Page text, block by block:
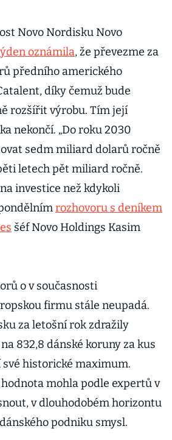
Novo Nordisku Novo
oznámila, že převezme za
předního amerického
díky čemuž bude
rozšířit výrobu. Tím její
nekončí. „Do roku 2030
sedm miliard dolarů ročně
letech pět miliard ročně.
investice než kdykoli
rozhovoru s deníkem
šéf Novo Holdings Kasim
o v současnosti
firmu stále neupadá.
za letošní rok zdražily
832,8 dánské koruny za kus
historické maximum.
mohla podle expertů v
v dlouhodobém horizontu
podniku smysl.